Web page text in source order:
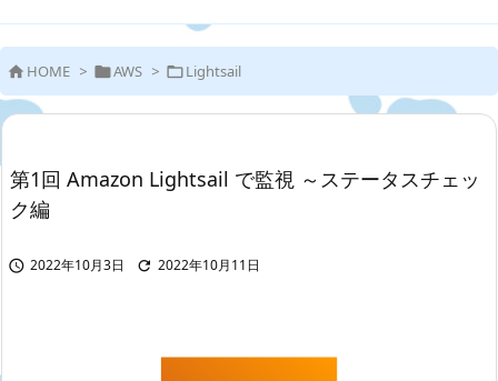
 HOME > AWS > Lightsail
第1回 Amazon Lightsail で監視 ～ステータスチェッ
ク編
 2022年10月3日  2022年10月11日